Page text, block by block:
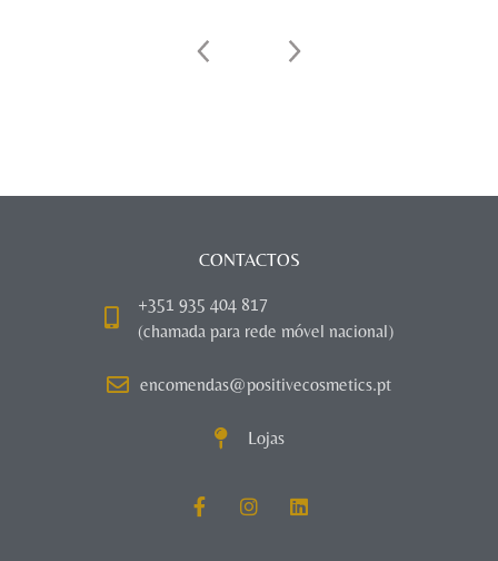
CONTACTOS
+351 935 404 817
(chamada para rede móvel nacional)
encomendas@positivecosmetics.pt
Lojas